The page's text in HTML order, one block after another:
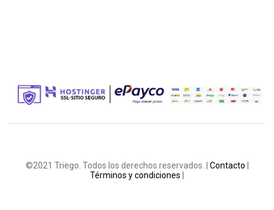
©2021 Triego. Todos los derechos reservados. | Contacto
Términos y condiciones